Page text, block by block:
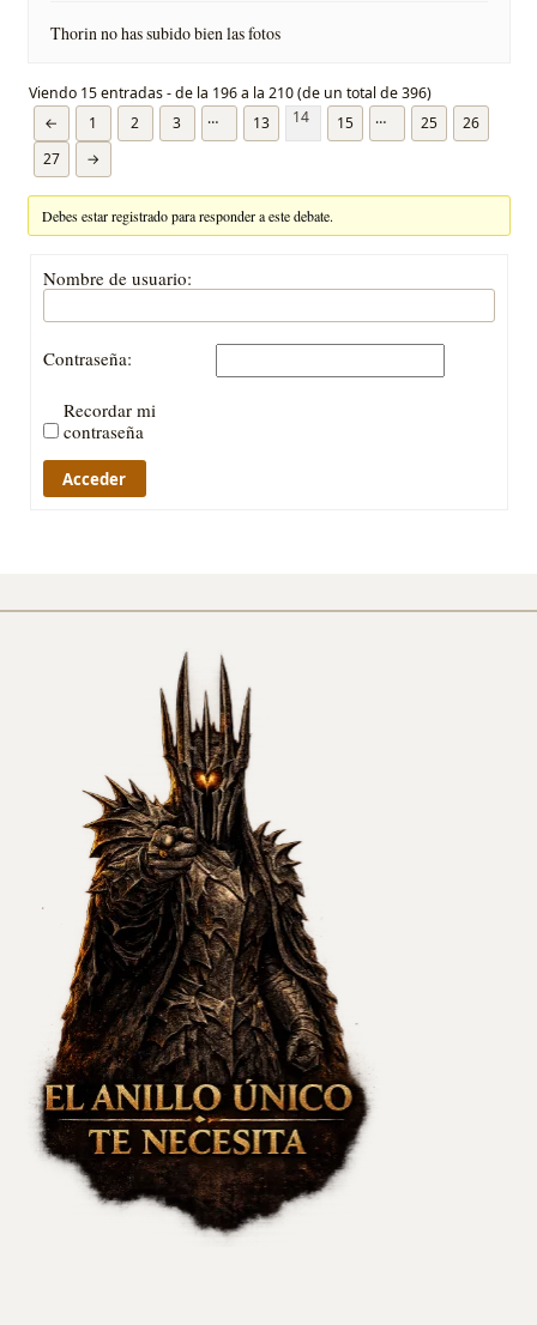
Thorin no has subido bien las fotos
Viendo 15 entradas - de la 196 a la 210 (de un total de 396)
←
1 2 3 … 13 14 15 … 25
26
27
→
Debes estar registrado para responder a este debate.
Nombre de usuario:
Contraseña:
Recordar mi
contraseña
Acceder